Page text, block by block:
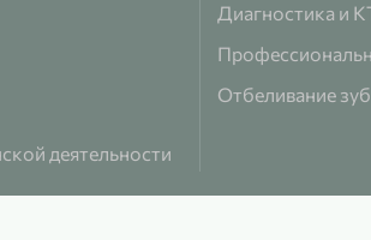
деятельности
Диагностика и
Отбеливание